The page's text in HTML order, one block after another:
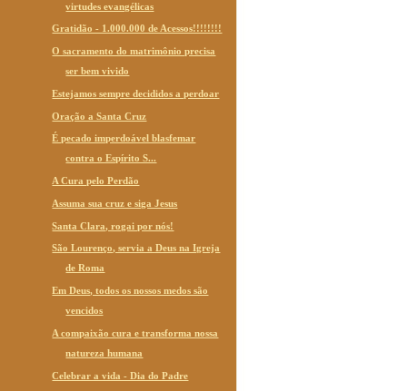
virtudes evangélicas
Gratidão - 1.000.000 de Acessos!!!!!!!!
O sacramento do matrimônio precisa
ser bem vivido
Estejamos sempre decididos a perdoar
Oração a Santa Cruz
É pecado imperdoável blasfemar
contra o Espírito S...
A Cura pelo Perdão
Assuma sua cruz e siga Jesus
Santa Clara, rogai por nós!
São Lourenço, servia a Deus na Igreja
de Roma
Em Deus, todos os nossos medos são
vencidos
A compaixão cura e transforma nossa
natureza humana
Celebrar a vida - Dia do Padre